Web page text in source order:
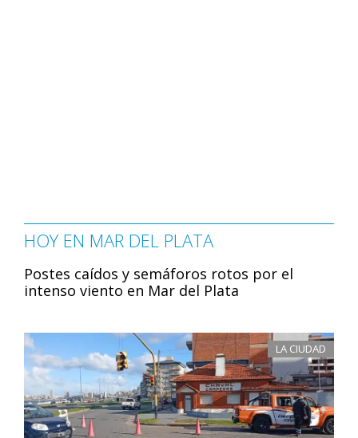
HOY EN MAR DEL PLATA
Postes caídos y semáforos rotos por el
intenso viento en Mar del Plata
LA CIUDAD